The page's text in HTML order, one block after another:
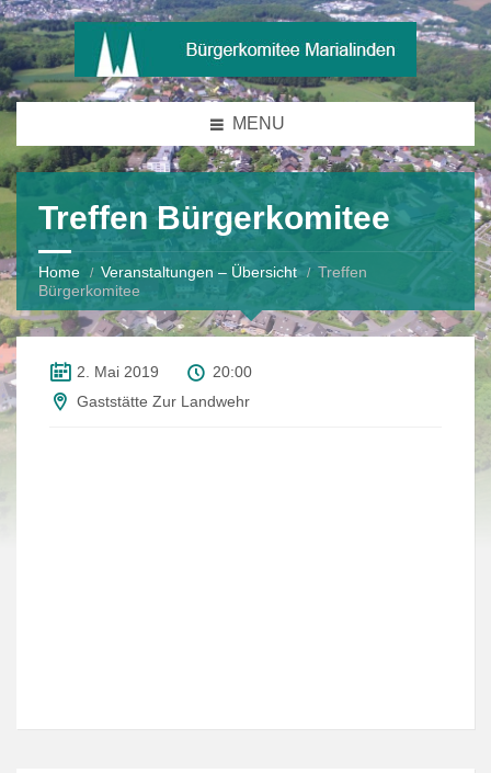
MENU
Treffen Bürgerkomitee
Home Veranstaltungen – Übersicht
Treffen
Bürgerkomitee
2. Mai 2019
20:00
Gaststätte Zur Landwehr